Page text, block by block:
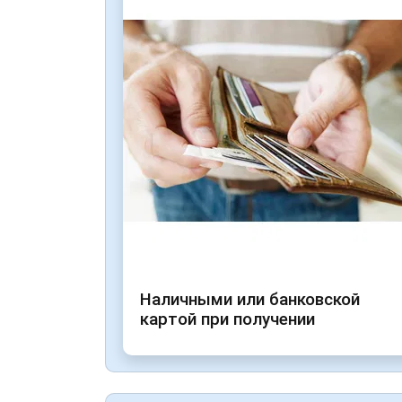
Наличными или банковской
картой при получении